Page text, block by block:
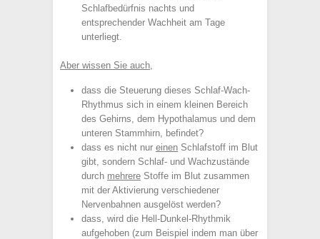
Schlafbedürfnis nachts und
entsprechender Wachheit am Tage
unterliegt.
Aber wissen Sie auch,
dass die Steuerung dieses Schlaf-Wach-
Rhythmus sich in einem kleinen Bereich
des Gehirns, dem Hypothalamus und dem
unteren Stammhirn, befindet?
dass es nicht nur einen Schlafstoff im Blut
gibt, sondern Schlaf- und Wachzustände
durch mehrere Stoffe im Blut zusammen
mit der Aktivierung verschiedener
Nervenbahnen ausgelöst werden?
dass, wird die Hell-Dunkel-Rhythmik
aufgehoben (zum Beispiel indem man über